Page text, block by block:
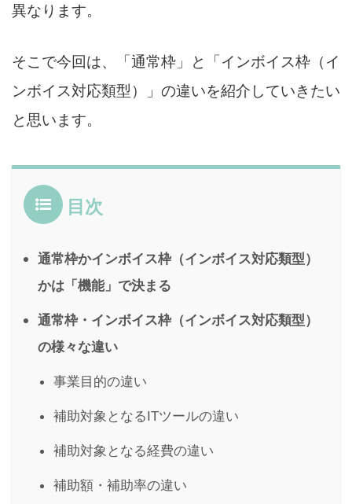
異なります。
そこで今回は、「通常枠」と「インボイス枠（イ
ンボイス対応類型）」の違いを紹介していきたい
と思います。
目次
通常枠かインボイス枠（インボイス対応類型）
かは「機能」で決まる
通常枠・インボイス枠（インボイス対応類型）
の様々な違い
事業目的の違い
補助対象となるITツールの違い
補助対象となる経費の違い
補助額・補助率の違い